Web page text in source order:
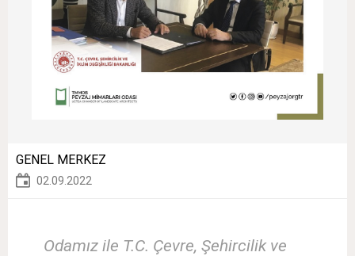
GENEL MERKEZ
02.09.2022
Odamız ile T.C. Çevre, Şehircilik ve